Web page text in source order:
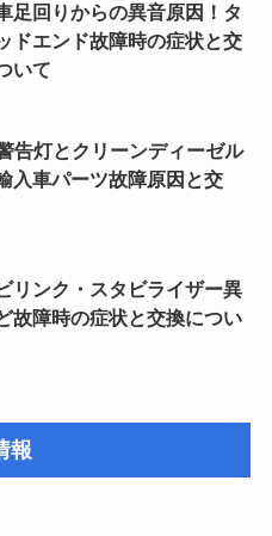
足回りからの異音原因！タ
ドエンド故障時の症状と交
いて
告灯とクリーンディーゼル
入車パーツ故障原因と交
リンク・スタビライザー異
故障時の症状と交換につい
報